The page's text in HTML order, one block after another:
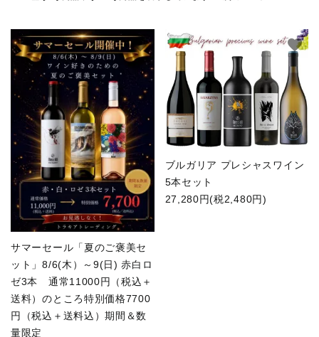
ようこそ ゲスト 様
meeting_room ログイン person 新規会員登録
サマーセール「夏のご褒美セ
ット」8/6(木）～9(日) 赤白ロ
ゼ3本 通常11000円（税込＋
送料）のところ特別価格7700
円（税込＋送料込）期間＆数
量限定
favorite
ブルガリア プレシャスワイン
5本セット
27,280円(税2,480円)
favorite